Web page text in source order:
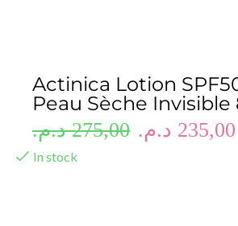
Actinica Lotion
Peau Sèche Invisible
275,00 د.م. 235,00 د.م.
In stock